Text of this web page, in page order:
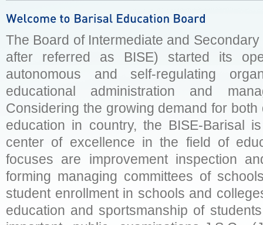
The Board of Intermediate and
after referred as BISE) started its
autonomous and self-regulating
educational administration and
Considering the growing demand for
education in country, the BISE-Barisal
center of excellence in the field of
focuses are improvement inspection
forming managing committees of
student enrollment in schools and
education and sportsmanship of